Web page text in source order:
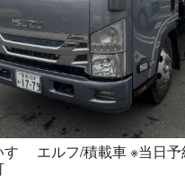
すゞ エルフ/積載車 ※当日予